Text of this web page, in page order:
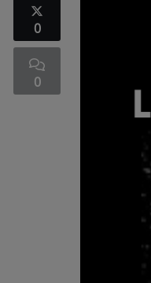
GIEN, SA FABULEUSE
GRAFFITI CINÉMA
LES ASSOCIÉS DU JOUR
LA CHRONIQUE
LA CHRONIQUE
L'ÉNERGIE DES 9
MIXTAPE ADDICT
"SI ON CHANTAIT",
0
0